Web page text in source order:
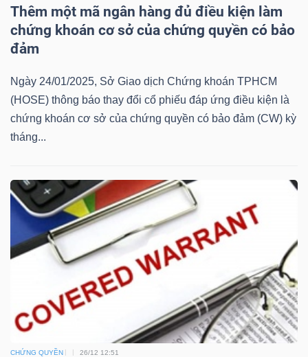
Thêm một mã ngân hàng đủ điều kiện làm
chứng khoán cơ sở của chứng quyền có bảo
đảm
Ngày 24/01/2025, Sở Giao dịch Chứng khoán TPHCM
(HOSE) thông báo thay đổi cổ phiếu đáp ứng điều kiện là
chứng khoán cơ sở của chứng quyền có bảo đảm (CW) kỳ
tháng...
CHỨNG QUYỀN 26/12 12:51
Tất cả Người nội bộ Người liên quan Cổ đông lớn
Tin
(-)
Bài
tác
giả
(-)
phân
tích